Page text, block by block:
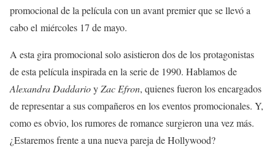
promocional de la película con un avant premier que se llevó a
cabo el miércoles 17 de mayo.
A esta gira promocional solo asistieron dos de los protagonistas
de esta película inspirada en la serie de 1990. Hablamos de
Alexandra DaddarioyZac Efron, quienes fueron los encargados
de representar a sus compañeros en los eventos promocionales. Y,
como es obvio, los rumores de romance surgieron una vez más.
¿Estaremos frente a una nueva pareja de Hollywood?